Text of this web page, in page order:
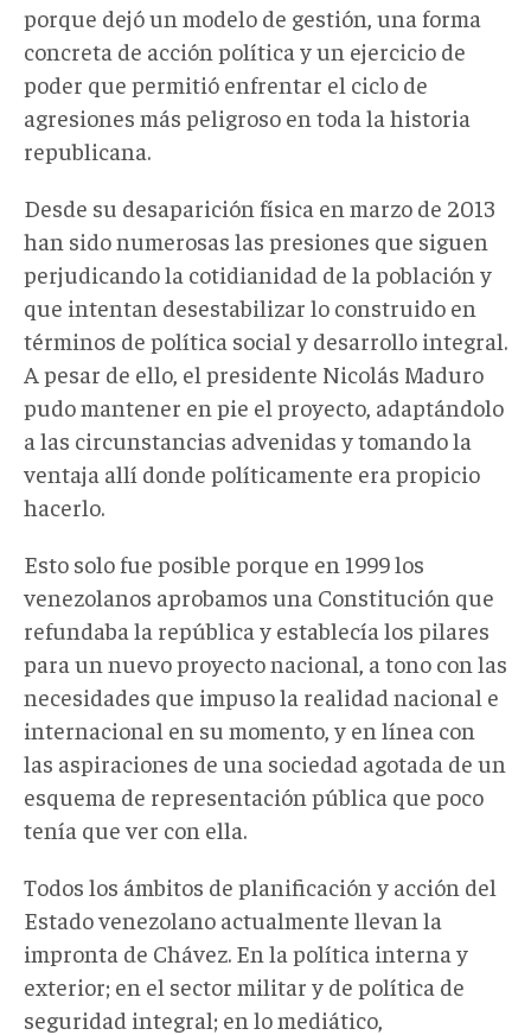
porque dejó un modelo de gestión, una forma
concreta de acción política y un ejercicio de
poder que permitió enfrentar el ciclo de
agresiones más peligroso en toda la historia
republicana.
Desde su desaparición física en marzo de 2013
han sido numerosas las presiones que siguen
perjudicando la cotidianidad de la población y
que intentan desestabilizar lo construido en
términos de política social y desarrollo integral.
A pesar de ello, el presidente Nicolás Maduro
pudo mantener en pie el proyecto, adaptándolo
a las circunstancias advenidas y tomando la
ventaja allí donde políticamente era propicio
hacerlo.
Esto solo fue posible porque en 1999 los
venezolanos aprobamos una Constitución que
refundaba la república y establecía los pilares
para un nuevo proyecto nacional, a tono con las
necesidades que impuso la realidad nacional e
internacional en su momento, y en línea con
las aspiraciones de una sociedad agotada de un
esquema de representación pública que poco
tenía que ver con ella.
Todos los ámbitos de planificación y acción del
Estado venezolano actualmente llevan la
impronta de Chávez. En la política interna y
exterior; en el sector militar y de política de
seguridad integral; en lo mediático,